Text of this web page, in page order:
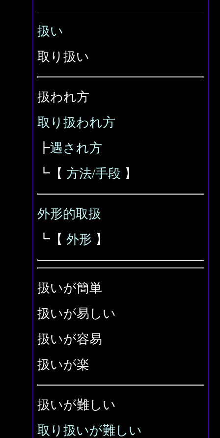
扱い
取り扱い
扱われ方
取り扱われ方
┣遇され方
┗【 方法/手段 】
外形的取扱
┗【 外形 】
扱いが簡単
扱いが易しい
扱いが容易
扱いが楽
扱いが難しい
取り扱いが難しい